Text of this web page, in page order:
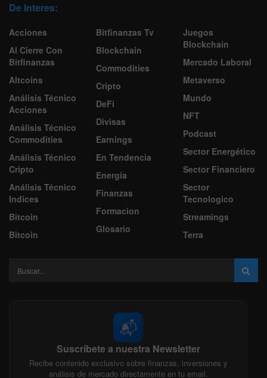
De Interes:
Acciones
Al Cierre Con
Bitfinanzas
Altcoins
Análisis Técnico
Acciones
Análisis Técnico
Commodities
Análisis Técnico
Cripto
Análisis Técnico
Indices
Bitcoin
Bitcoin
Bitfinanzas Tv
Blockchain
Commodities
Cripto
DeFi
Divisas
Earnings
En Tendencia
Energía
Finanzas
Formacion
Glosario
Juegos
Blockchain
Mercado Laboral
Metaverso
Mundo
NFT
Podcast
Sector Energético
Sector Financiero
Sector
Tecnologico
Streamings
Terra
📬
Suscríbete a nuestra Newsletter
Recibe contenido exclusivo sobre finanzas, inversiones y
análisis de mercado directamente en tu email.